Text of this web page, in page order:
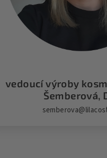
vedoucí výroby
Šemberová,